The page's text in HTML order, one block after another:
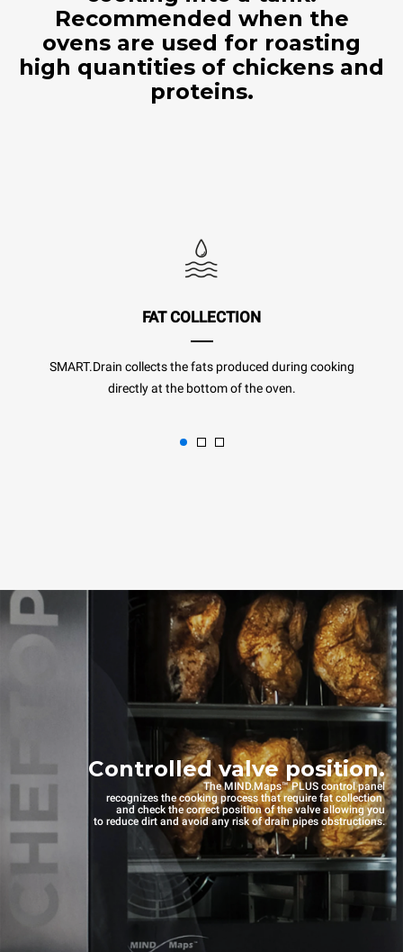
Recommended when the
ovens are used for roasting
high quantities of chickens and
proteins.
FAT COLLECTION
SMART.Drain collects the fats produced during cooking
directly at the bottom of the oven.
Controlled valve position.
The MIND.Maps™ PLUS control panel
recognizes the cooking process that require fat collection
and check the correct position of the valve allowing you
to reduce dirt and avoid any risk of drain pipes obstructions.